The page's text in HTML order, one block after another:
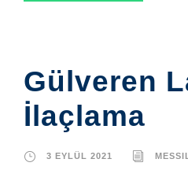
Gülveren
İlaçlama
3 EYLÜL 2021